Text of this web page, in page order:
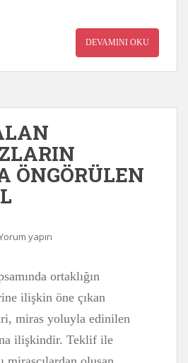
DEVAMINI OKU
ÖNGÖRÜLEN
yapın
ortaklığın
ilişkin öne çıkan
miras yoluyla edinilen
ilişkindir. Teklif ile